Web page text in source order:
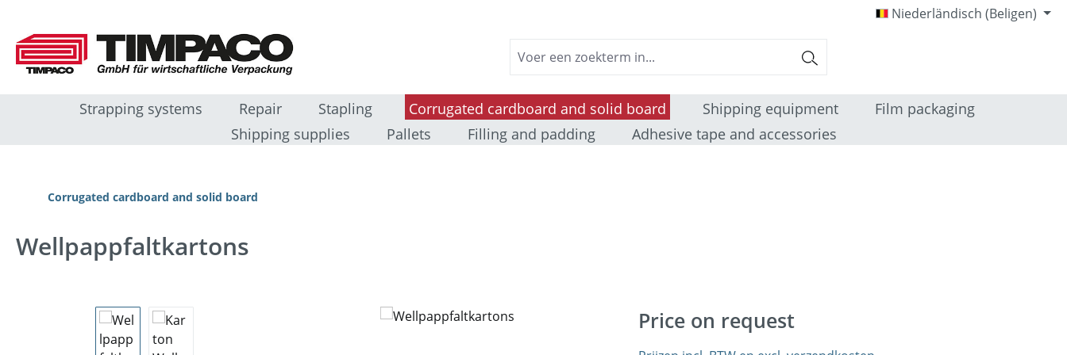
Niederländisch (Beligen)
Strapping systems Repair Stapling Corrugated cardboard and solid board Shipping equipment
Film packaging
Shipping supplies
Pallets Filling and padding Adhesive tape and accessories
Corrugated cardboard and solid board
Wellpappfaltkartons
Afbeeldingengalerij overslaan Price on request